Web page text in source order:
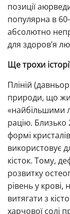
позиції
популярна в
абсолютно
для здоров’я
Ще трохи
Пліній
природи, що
«найбільшими
рацію. Близько
формі
використовує
кісток. Тому,
розвитку
рівень у крові,
витягати з
харчової солі